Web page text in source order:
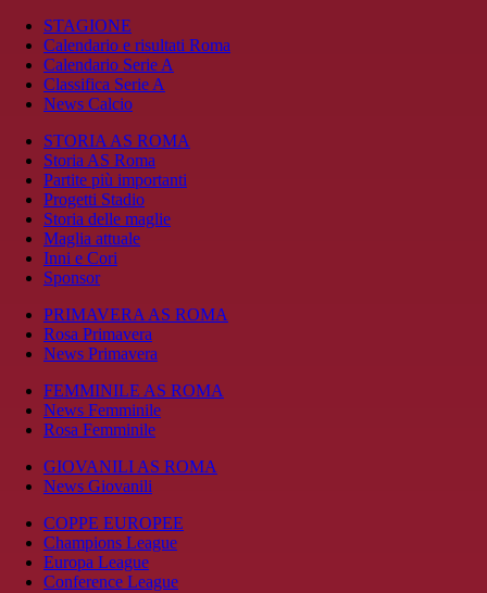
STAGIONE
Calendario e risultati Roma
Calendario Serie A
Classifica Serie A
News Calcio
STORIA AS ROMA
Storia AS Roma
Partite più importanti
Progetti Stadio
Storia delle maglie
Maglia attuale
Inni e Cori
Sponsor
PRIMAVERA AS ROMA
Rosa Primavera
News Primavera
FEMMINILE AS ROMA
News Femminile
Rosa Femminile
GIOVANILI AS ROMA
News Giovanili
COPPE EUROPEE
Champions League
Europa League
Conference League